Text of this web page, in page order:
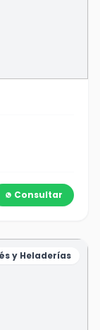
Consultar
y Heladerías